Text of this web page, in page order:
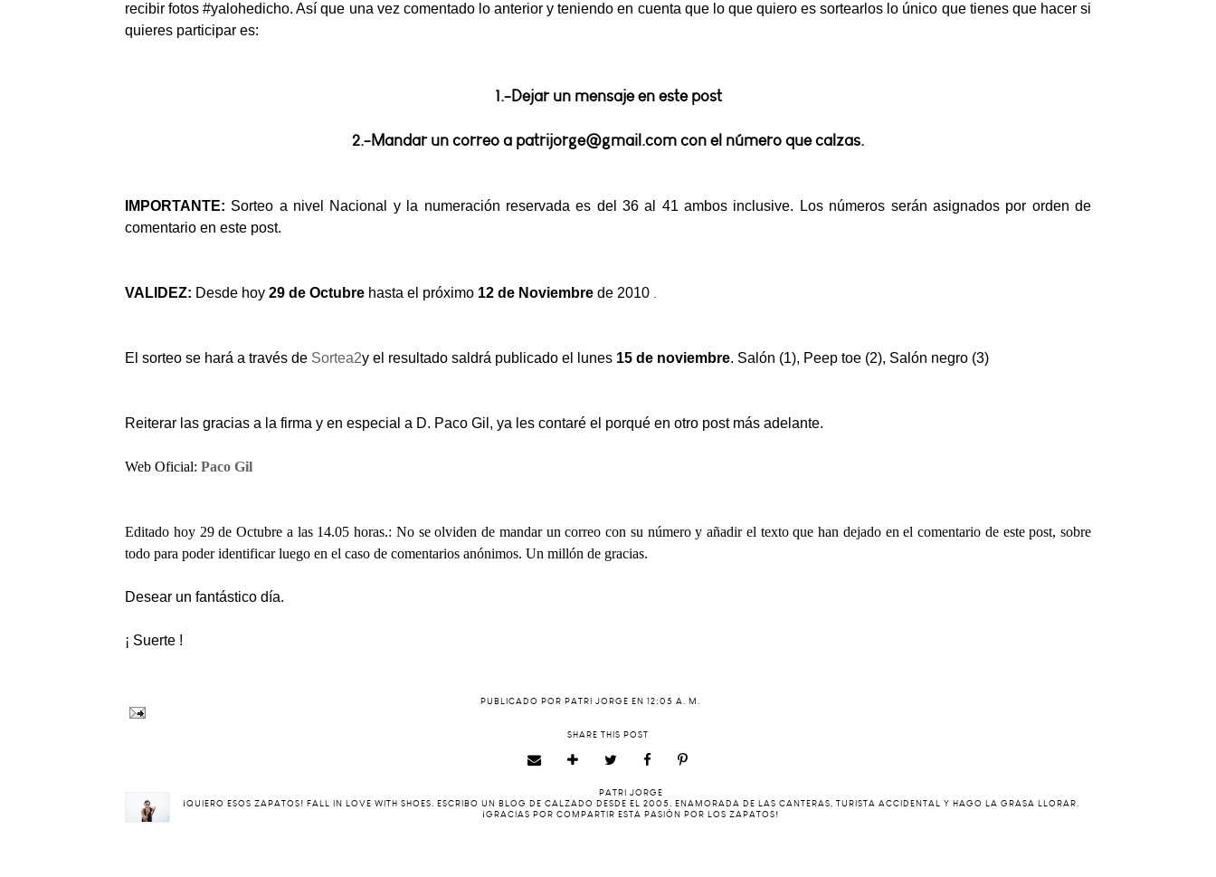
recibir fotos #yalohedicho. Así que una vez comentado lo anterior y teniendo en cuenta que lo que quiero es sortearlos lo único que tienes que hacer si
quieres participar es:
1.-Dejar un mensaje en este post
2.-Mandar un correo a patrijorge@gmail.com con el número que calzas.
IMPORTANTE: Sorteo a nivel Nacional y la numeración reservada es del 36 al 41 ambos inclusive. Los números serán asignados por orden de
comentario en este post.
VALIDEZ: Desde hoy 29 de Octubre hasta el próximo 12 de Noviembre de 2010 .
El sorteo se hará a través de Sortea2y el resultado saldrá publicado el lunes 15 de noviembre. Salón (1), Peep toe (2), Salón negro (3)
Reiterar las gracias a la firma y en especial a D. Paco Gil, ya les contaré el porqué en otro post más adelante.
Web Oficial: Paco Gil
Editado hoy 29 de Octubre a las 14.05 horas.: No se olviden de mandar un correo con su número y añadir el texto que han dejado en el comentario de este post, sobre
todo para poder identificar luego en el caso de comentarios anónimos. Un millón de gracias.
Desear un fantástico día.
¡ Suerte !
PUBLICADO POR PATRI JORGE EN 12:05 A. M.
SHARE THIS POST
PATRI JORGE
¡QUIERO ESOS ZAPATOS! FALL IN LOVE WITH SHOES. ESCRIBO UN BLOG DE CALZADO DESDE EL 2005. ENAMORADA DE LAS CANTERAS, TURISTA ACCIDENTAL Y HAGO LA GRASA LLORAR.
¡GRACIAS POR COMPARTIR ESTA PASIÓN POR LOS ZAPATOS!